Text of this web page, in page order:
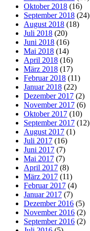
Oktober 2018 (16)
September 2018 (24)
August 2018 (18)
Juli 2018 (20)
Juni 2018 (16)
Mai 2018 (14)
April 2018 (16)
März 2018 (17)
Februar 2018 (11)
Januar 2018 (22)
Dezember 2017 (2)
November 2017 (6)
Oktober 2017 (10)
September 2017 (12)
August 2017 (1)
Juli 2017 (16)
Juni 2017 (7)
Mai 2017 (7)
April 2017 (8)
März 2017 (11)
Februar 2017 (4)
Januar 2017 (7)
Dezember 2016 (5)
November 2016 (2)
September 2016 (2)